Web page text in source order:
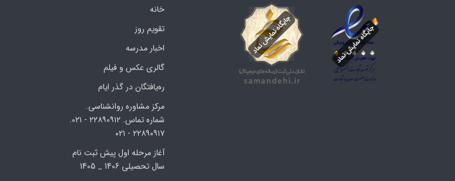
خانه
تقویم روز
اخبار مدرسه
گالری عکس و فیلم
ره‌یافتگان در گذر ایام
مرکز مشاوره روانشناسی.
شماره تماس. ۲۲۸۹۰۹۱۲ - ۰۲۱.
۲۲۸۹۰۹۱۷ - ۰۲۱
آغاز مرحله اول پیش ثبت نام
سال تحصیلی 1406 _ 1405